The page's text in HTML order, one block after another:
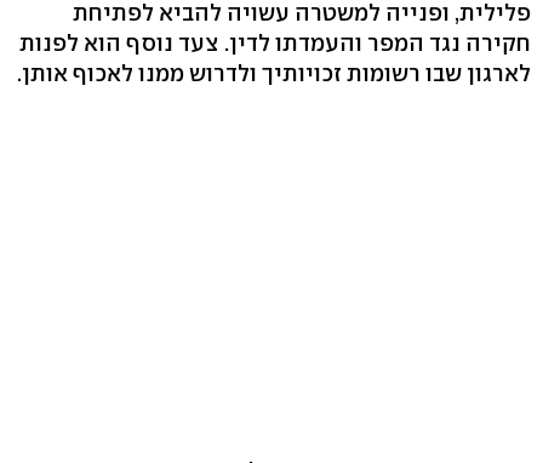
פלילית, ופנייה למשטרה עשויה להביא לפתיחת
חקירה נגד המפר והעמדתו לדין. צעד נוסף הוא לפנות
לארגון שבו רשומות זכויותיך ולדרוש ממנו לאכוף אותן.